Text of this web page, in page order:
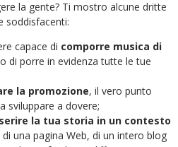
la gente? Ti mostro alcune dritte
soddisfacenti:
capace di comporre musica di
di porre in evidenza tutte le tue
la promozione, il vero punto
sviluppare a dovere;
la tua storia in un contesto
di una pagina Web, di un intero blog